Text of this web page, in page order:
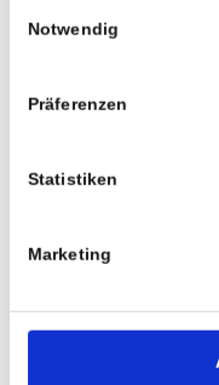
Notwendig
Präferenzen
Statistiken
Marketing
kein Problem, wir